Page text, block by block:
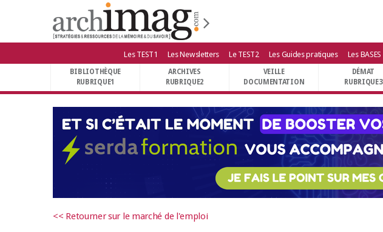
ARCHIVES RUBRIQUE2
VEILLE DOCUMENTATION
UNIVERS DATA
TRAVAIL RUBRIQUE5
VIE NUMÉRIQUE
Les TEST1 Les Newsletters Le TEST2 Les Guides pratiques Les BASES
BIBLIOTHÈQUE
RUBRIQUE1
ARCHIVES
RUBRIQUE2
VEILLE
DOCUMENTATION
DÉMAT
RUBRIQUE3
<< Retourner sur le marché de l'emploi